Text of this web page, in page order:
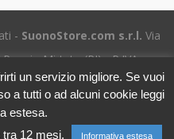
- SuonoStore.com s.r.l. Via
Mirteto (RI) - P.IVA
- REA RI-69195
Assistenza clienti
Privacy
un servizio migliore. Se vuoi
a tutti o ad alcuni cookie leggi
estesa.
12 mesi.
Informativa estesa